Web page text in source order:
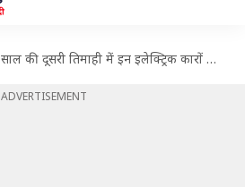
साल की दूसरी तिमाही में इन इलेक्ट्रिक कारों का चला जादू, लिस्ट में ये मॉडल्स शामिल
ADVERTISEMENT